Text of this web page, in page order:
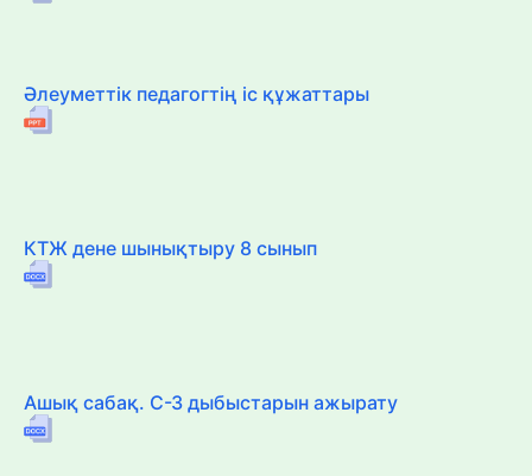
Әлеуметтік педагогтің іс құжаттары
КТЖ дене шынықтыру 8 сынып
Ашық сабақ. С-З дыбыстарын ажырату